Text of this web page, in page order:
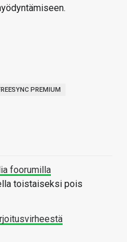
PREMIUM
foorumilla
toistaiseksi pois